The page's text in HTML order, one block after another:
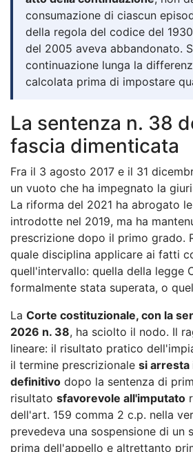
consumazione di ciascun
della regola del codice del
del 2005 aveva abbandonato.
continuazione lunga la
calcolata prima di impostare
La sentenza n. 38
fascia dimenticata
Fra il 3 agosto 2017 e il 31
un vuoto che ha impegnato la
La riforma del 2021 ha abrogato
introdotte nel 2019, ma ha
prescrizione dopo il primo grado.
quale disciplina applicare ai fatti
quell'intervallo: quella della legge
formalmente stata superata, o
La Corte costituzionale, con la
2026 n. 38, ha sciolto il nodo. Il
lineare: il risultato pratico
il termine prescrizionale si arresta
definitivo dopo la sentenza di
risultato sfavorevole all'imputato
dell'art. 159 comma 2 c.p. nella
prevedeva una sospensione di un
prima dell'appello e altrettanto